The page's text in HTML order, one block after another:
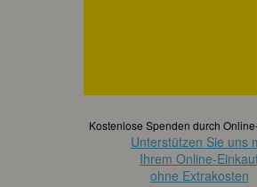
Kostenlose Spenden durch
Unterstützen Sie uns
Ihrem Online-
ohne Extrakosten